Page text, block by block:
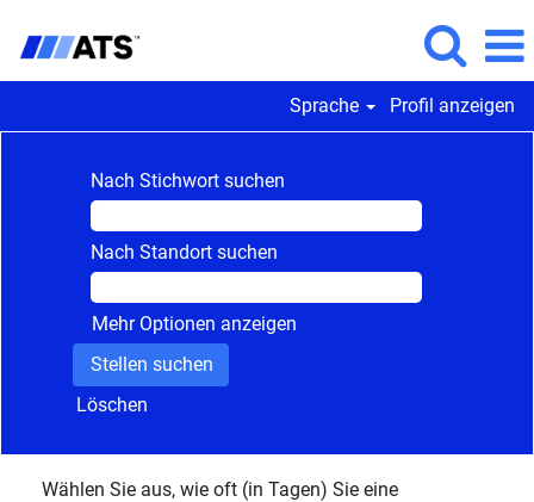
Sprache Profil anzeigen
Nach Stichwort suchen
Nach Standort suchen
Mehr Optionen anzeigen
Löschen
Wählen Sie aus, wie oft (in Tagen) Sie eine